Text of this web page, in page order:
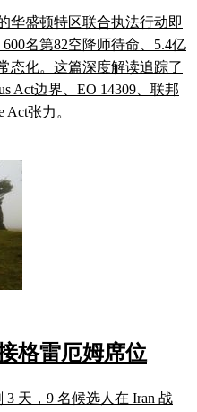
华盛顿特区联合执法行动即
名第82空降师待命、5.4亿
态化。这篇深度解读追踪了
Act边界、EO 14309、联邦
张力。
格雷厄姆席位
天，9 名候选人在 Iran 战